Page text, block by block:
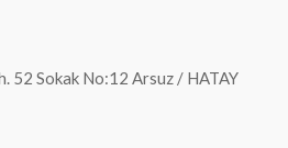
52 Sokak No:12 Arsuz / HATAY